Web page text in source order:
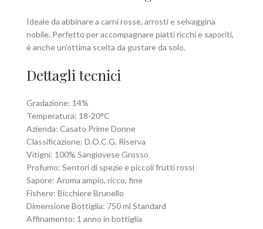
Ideale da abbinare a carni rosse, arrosti e selvaggina
nobile. Perfetto per accompagnare piatti ricchi e saporiti,
è anche un’ottima scelta da gustare da solo.
Dettagli tecnici
Gradazione: 14%
Temperatura: 18-20°C
Azienda: Casato Prime Donne
Classificazione: D.O.C.G. Riserva
Vitigni: 100% Sangiovese Grosso
Profumo: Sentori di spezie e piccoli frutti rossi
Sapore: Aroma ampio, ricco, fine
Fishere: Bicchiere Brunello
Dimensione Bottiglia: 750 ml Standard
Affinamento: 1 anno in bottiglia